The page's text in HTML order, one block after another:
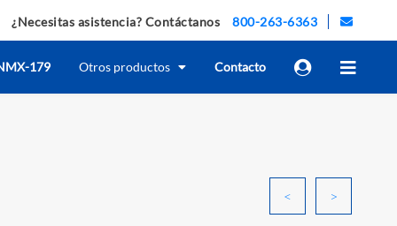
¿Necesitas asistencia? Contáctanos 800-263-6363
179 Otros productos Contacto
< >